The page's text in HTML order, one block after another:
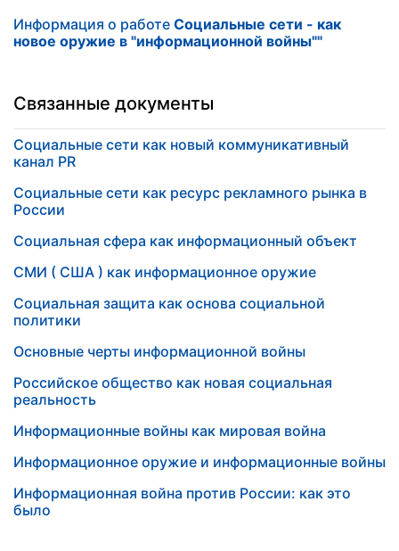
Информация о работе Социальные сети - как
новое оружие в "информационной войны""
Связанные документы
Социальные сети как новый коммуникативный
канал PR
Социальные сети как ресурс рекламного рынка в
России
Социальная сфера как информационный объект
СМИ ( США ) как информационное оружие
Социальная защита как основа социальной
политики
Основные черты информационной войны
Российское общество как новая социальная
реальность
Информационные войны как мировая война
Информационное оружие и информационные войны
Информационная война против России: как это
было